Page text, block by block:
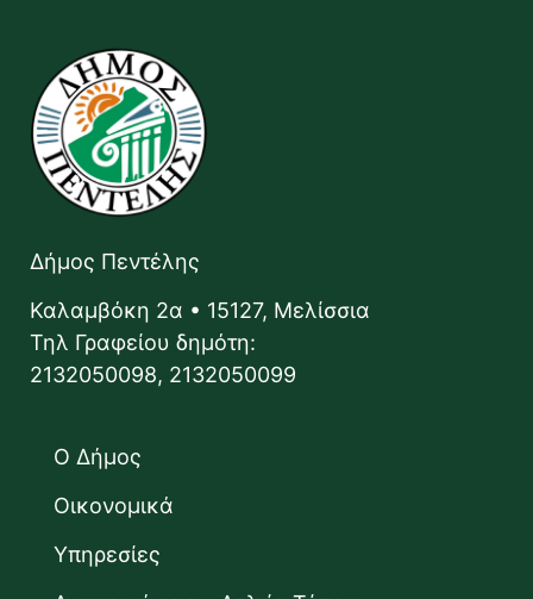
Δήμος Πεντέλης
Καλαμβόκη 2α • 15127, Μελίσσια
Τηλ Γραφείου δημότη:
2132050098, 2132050099
Ο Δήμος
Οικονομικά
Υπηρεσίες